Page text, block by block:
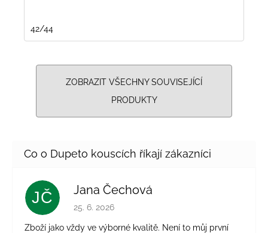
42/44
ZOBRAZIT VŠECHNY SOUVISEJÍCÍ
PRODUKTY
JČ Jana Čechová
Hodnocení obchodu je 5 z 5 hvězdiček.
25. 6. 2026
Zboží jako vždy ve výborné kvalitě. Není to můj první